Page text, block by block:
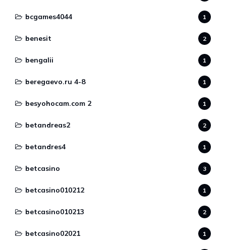
bcgames4044 1
benesit 2
bengalii 1
beregaevo.ru 4-8 1
besyohocam.com 2 1
betandreas2 2
betandres4 1
betcasino 3
betcasino010212 1
betcasino010213 2
betcasino02021 1